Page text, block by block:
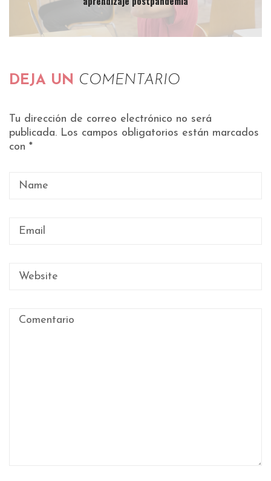
DEJA UN COMENTARIO
Tu dirección de correo electrónico no será
publicada. Los campos obligatorios están marcados
con *